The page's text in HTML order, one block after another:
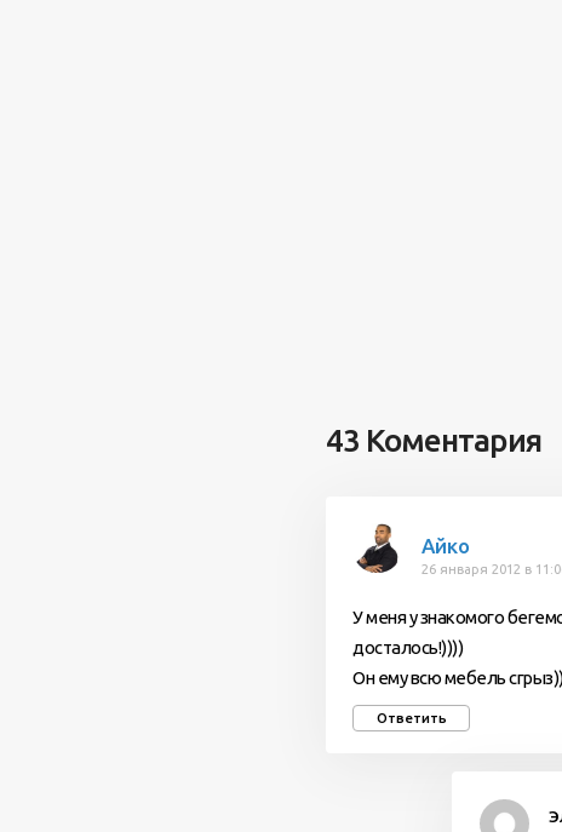
43 Коментария
Айко
26 января 2012 в
У меня у знакомого
досталось!))))
Он ему всю мебель
Ответить